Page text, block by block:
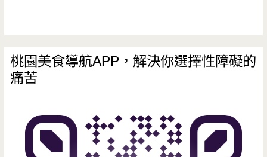
桃園美食導航APP，解決你選擇性障礙的
痛苦